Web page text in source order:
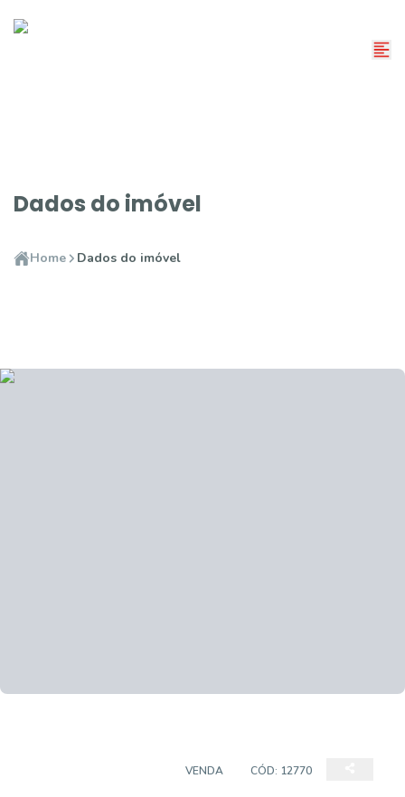
Dados do imóvel
Home Dados do imóvel
VENDA CÓD: 12770